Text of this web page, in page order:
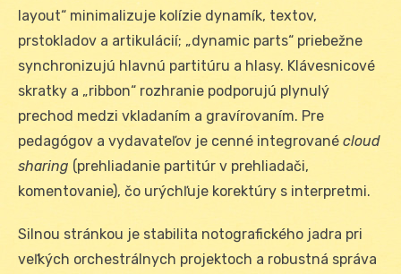
layout“ minimalizuje kolízie dynamík, textov,
prstokladov a artikulácií; „dynamic parts“ priebežne
synchronizujú hlavnú partitúru a hlasy. Klávesnicové
skratky a „ribbon“ rozhranie podporujú plynulý
prechod medzi vkladaním a gravírovaním. Pre
pedagógov a vydavateľov je cenné integrované cloud
sharing (prehliadanie partitúr v prehliadači,
komentovanie), čo urýchľuje korektúry s interpretmi.
Silnou stránkou je stabilita notografického jadra pri
veľkých orchestrálnych projektoch a robustná správa